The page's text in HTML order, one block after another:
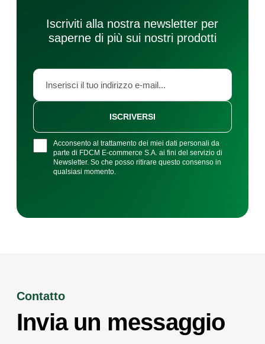
Iscriviti alla nostra newsletter per
saperne di più sui nostri prodotti
Acconsento al trattamento dei miei dati personali da
parte di FDCM E-commerce S.A. ai fini del servizio di
Newsletter. So che posso ritirare questo consenso in
qualsiasi momento.
ISCRIVERSI
Contatto
Invia un messaggio